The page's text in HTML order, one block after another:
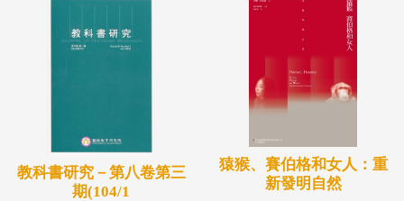
教科書研究－第八卷第三
期(104/1
猿猴、賽伯格和女人：重
新發明自然